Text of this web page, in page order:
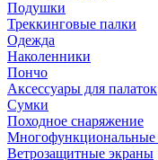
Подушки
Треккинговые палки
Одежда
Наколенники
Пончо
Аксессуары для палаток
Сумки
Походное снаряжение
Многофункциональные
Ветрозащитные экраны